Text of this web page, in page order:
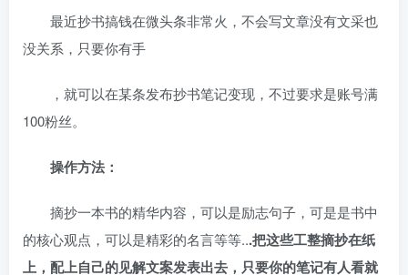
最近抄书搞钱在微头条非常火，不会写文章没有文采也
没关系，只要你有手
，就可以在某条发布抄书笔记变现，不过要求是账号满
100粉丝。
操作方法：
摘抄一本书的精华内容，可以是励志句子，可是是书中
的核心观点，可以是精彩的名言等等...把这些工整摘抄在纸
上，配上自己的见解文案发表出去，只要你的笔记有人看就